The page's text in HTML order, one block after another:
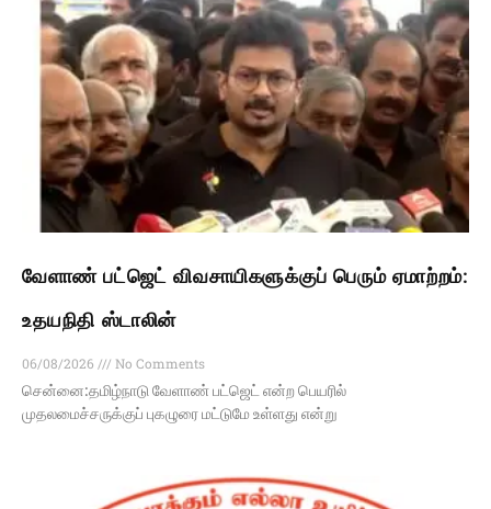
வேளாண் பட்ஜெட் விவசாயிகளுக்குப் பெரும் ஏமாற்றம்:
உதயநிதி ஸ்டாலின்
06/08/2026
No Comments
சென்னை:தமிழ்நாடு வேளாண் பட்ஜெட் என்ற பெயரில்
முதலமைச்சருக்குப் புகழுரை மட்டுமே உள்ளது என்று